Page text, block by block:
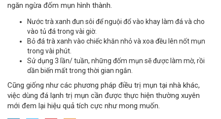
ngăn ngừa đốm mụn hình thành.
Nước trà xanh đun sôi để nguội đổ vào khay làm đá và cho
vào tủ đá trong vài giờ.
Bỏ đá trà xanh vào chiếc khăn nhỏ và xoa đều lên nốt mụn
trong vài phút.
Sử dụng 3 lần/ tuần, những đốm mụn sẽ được làm mờ, rồi
dần biến mất trong thời gian ngắn.
Cũng giống như các phương pháp điều trị mụn tại nhà khác,
việc dùng đá lạnh trị mụn cần được thực hiện thường xuyên
mới đem lại hiệu quả tích cực như mong muốn.